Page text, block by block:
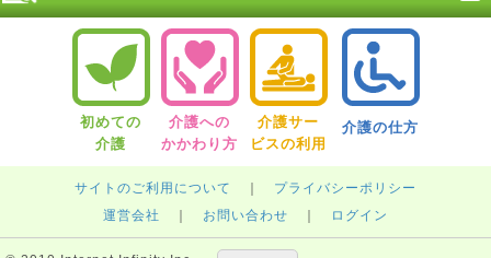
初めての
介護
介護への
かかわり方
介護サー
ビスの利用
介護の仕方
サイトのご利用について
プライバシーポリシー
運営会社
お問い合わせ ログイン